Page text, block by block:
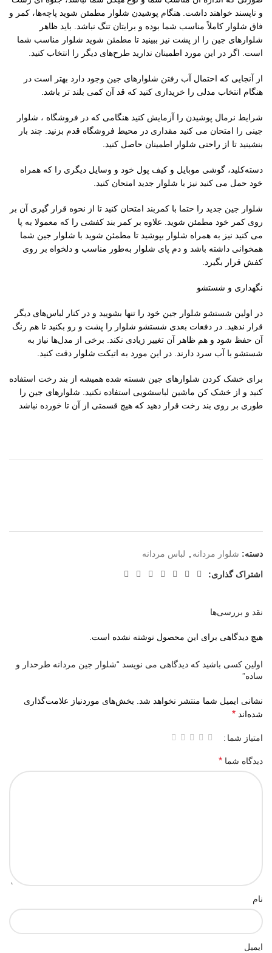
و ناپسند خواهند داشت. هنگام پوشیدن شلوار مطمئن شوید پاچه‌ها، کمر و
فاق شلوار کاملاً مناسب شما بوده و برایتان تنگ نباشد. باید ظاهر
شلوارهای جین را از پشت نیز ببینید تا مطمئن شوید شلوار مناسب شما
است. اگر در این مورد اطمینان ندارید طرح‌های دیگر را انتخاب کنید.
از آنجایی که احتمال آب رفتن شلوارهای جین وجود دارد بهتر است در
هنگام انتخاب مدلی را خریداری کنید که قد آن کمی بلند تر باشد.
شرایط نرمال پوشیدن را آزمایش کنید هنگامی که در فروشگاه ، شلوار
جینی را امتحان می کنید مقداری در محیط فروشگاه قدم بزنید. چند بار
بنشینید تا از راحتی شلوار اطمینان حاصل کنید.
دسته‌کلید، گوشی موبایل و کیف پول خود و وسایل دیگری را که همراه
خود حمل می کنید نیز با شلوار جدید امتحان کنید.
شلوار جین جدید را حتما با کمربند امتحان کنید تا از نحوه قرار گیری آن بر
روی کمر خود مطمئن شوید. علاوه بر کمر بند کفشی را که معمولا به پا
می کنید نیز به همراه شلوار بپوشید تا مطمئن شوید با شلوار جین شما
همخوانی داشته باشد و دم پای شلوار به‌طور مناسب و دلخواه بر روی
کفش قرار بگیرد.
نگهداری و شستشو
در اولین شستشو شلوار جین خود را تنها بشویید و در کنار لباس‌های دیگر
قرار ندهید. در دفعات بعدی شستشو شلوار را پشت و رو بکنید تا هم رنگ
آن حفظ شود و هم ظاهر آن تغییر زیادی نکند. برخی از مدل‌ها نیاز به
شستشو با آب سرد دارند. در این مورد به اتیکت شلوار دقت کنید.
برای خشک کردن شلوارهای جین شسته شده همیشه از بند رخت استفاده
کنید و از خشک کن ماشین لباسشویی استفاده نکنید. شلوارهای جین را
طوری بر روی بند رخت قرار دهید که هیچ قسمتی از آن تا خورده نباشد
دسته: شلوار مردانه لباس مردانه
اشتراک گذاری:
نقد و بررسی‌ها
هیچ دیدگاهی برای این محصول نوشته نشده است.
اولین کسی باشید که دیدگاهی می نویسد “شلوار جین مردانه طرحدار و
ساده”
نشانی ایمیل شما منتشر نخواهد شد.
بخش‌های موردنیاز علامت‌گذاری
شده‌اند *
امتیاز شما
دیدگاه شما *
نام
ایمیل